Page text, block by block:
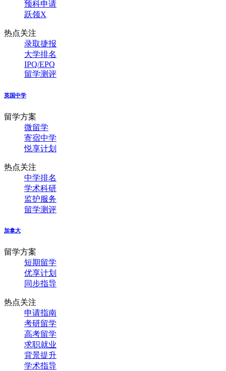
预科申请
跃领X
热点关注
录取捷报
大学排名
IPQ/EPQ
留学测评
英国中学
留学方案
微留学
寄宿中学
悦享计划
热点关注
中学排名
学术科研
监护服务
留学测评
加拿大
留学方案
短期留学
优享计划
同步指导
热点关注
申请指南
考研留学
高考留学
求职就业
背景提升
学术指导